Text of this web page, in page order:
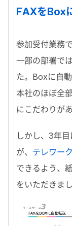
FAXをBox
参加受付業務
一部の部署では
た。Boxに自
本社のほぼ全
にこだわりが
しかし、3年
が、 テレワーク
できるよう、
をいただきまし